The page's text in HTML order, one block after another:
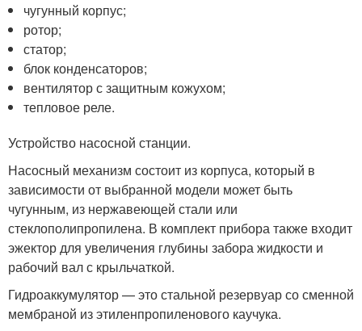
чугунный корпус;
ротор;
статор;
блок конденсаторов;
вентилятор с защитным кожухом;
тепловое реле.
Устройство насосной станции.
Насосный механизм состоит из корпуса, который в
зависимости от выбранной модели может быть
чугунным, из нержавеющей стали или
стеклополипропилена. В комплект прибора также входит
эжектор для увеличения глубины забора жидкости и
рабочий вал с крыльчаткой.
Гидроаккумулятор — это стальной резервуар со сменной
мембраной из этиленпропиленового каучука.